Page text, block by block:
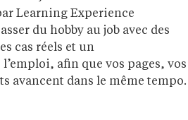
Learning Experience
du hobby au job avec des
cas réels et un
afin que vos pages, vos
avancent dans le même tempo.